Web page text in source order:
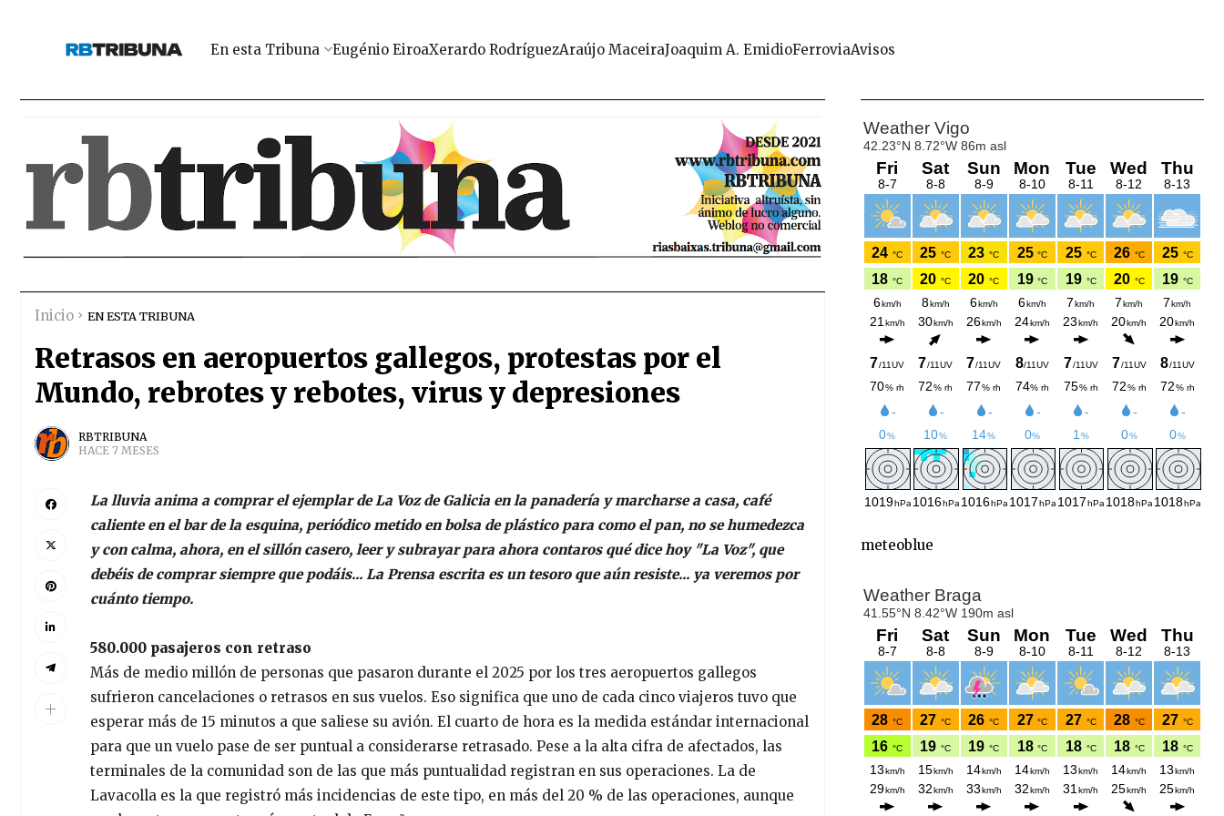
En esta Tribuna Eugénio EiroaXerardo RodríguezAraújo MaceiraJoaquim A. EmidioFerroviaAvisos
Inicio EN ESTA TRIBUNA
Retrasos en aeropuertos gallegos, protestas por el
Mundo, rebrotes y rebotes, virus y depresiones
RBTRIBUNA
HACE 7 MESES
La lluvia anima a comprar el ejemplar de La Voz de Galicia en la panadería y marcharse a casa, café
caliente en el bar de la esquina, periódico metido en bolsa de plástico para como el pan, no se humedezca
y con calma, ahora, en el sillón casero, leer y subrayar para ahora contaros qué dice hoy "La Voz", que
debéis de comprar siempre que podáis... La Prensa escrita es un tesoro que aún resiste... ya veremos por
cuánto tiempo.
580.000 pasajeros con retraso
Más de medio millón de personas que pasaron durante el 2025 por los tres aeropuertos gallegos
sufrieron cancelaciones o retrasos en sus vuelos. Eso significa que uno de cada cinco viajeros tuvo que
esperar más de 15 minutos a que saliese su avión. El cuarto de hora es la medida estándar internacional
para que un vuelo pase de ser puntual a considerarse retrasado. Pese a la alta cifra de afectados, las
terminales de la comunidad son de las que más puntualidad registran en sus operaciones. La de
Lavacolla es la que registró más incidencias de este tipo, en más del 20 % de las operaciones, aunque
meteoblue